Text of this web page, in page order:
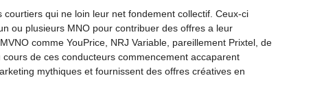
courtiers qui ne loin leur net fondement collectif. Ceux-ci
ou plusieurs MNO pour contribuer des offres a leur
comme YouPrice, NRJ Variable, pareillement Prixtel, de
cours de ces conducteurs commencement accaparent
mythiques et fournissent des offres créatives en